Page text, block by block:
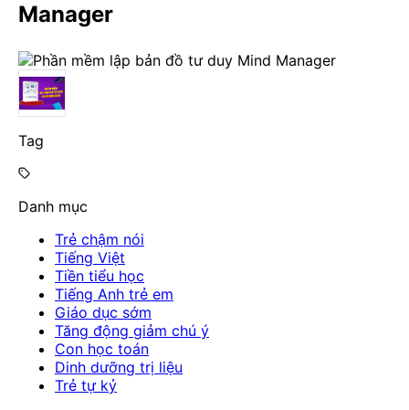
Manager
Tag
Danh mục
Trẻ chậm nói
Tiếng Việt
Tiền tiểu học
Tiếng Anh trẻ em
Giáo dục sớm
Tăng động giảm chú ý
Con học toán
Dinh dưỡng trị liệu
Trẻ tự kỷ